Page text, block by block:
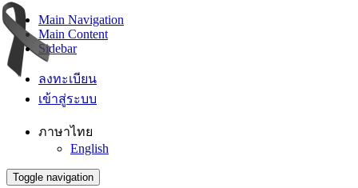
Main Navigation
Main Content
Sidebar
ลงทะเบียน
เข้าสู่ระบบ
ภาษาไทย
English
Toggle navigation